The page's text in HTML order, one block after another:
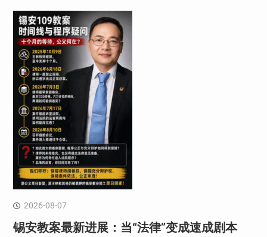
2026-08-07
锡安教案最新进展：当“法律”变成速成剧本